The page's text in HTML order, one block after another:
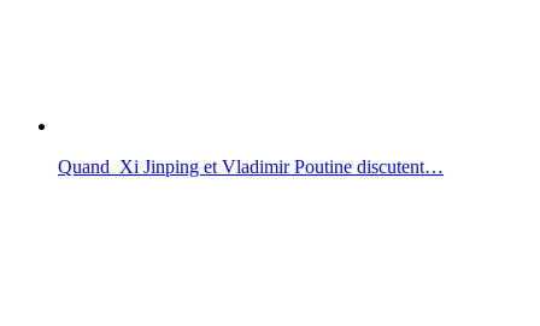
Quand Xi Jinping et Vladimir Poutine discutent…